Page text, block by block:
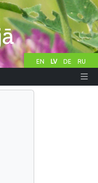
EN LV DE RU